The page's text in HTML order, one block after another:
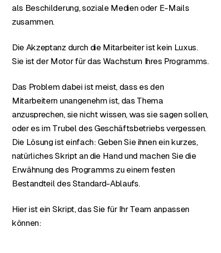
als Beschilderung, soziale Medien oder E-Mails
zusammen.
Die Akzeptanz durch die Mitarbeiter ist kein Luxus.
Sie ist der Motor für das Wachstum Ihres Programms.
Das Problem dabei ist meist, dass es den
Mitarbeitern unangenehm ist, das Thema
anzusprechen, sie nicht wissen, was sie sagen sollen,
oder es im Trubel des Geschäftsbetriebs vergessen.
Die Lösung ist einfach: Geben Sie ihnen ein kurzes,
natürliches Skript an die Hand und machen Sie die
Erwähnung des Programms zu einem festen
Bestandteil des Standard-Ablaufs.
Hier ist ein Skript, das Sie für Ihr Team anpassen
können: